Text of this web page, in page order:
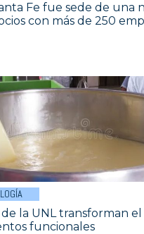
Fe fue sede de una
con más de 250
la UNL transforman
funcionales